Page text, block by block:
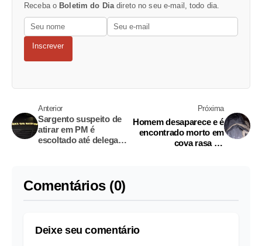
Receba o Boletim do Dia direto no seu e-mail, todo dia.
Inscrever
Anterior
Sargento suspeito de
atirar em PM é
escoltado até delegacia
Próxima
Homem desaparece e é
encontrado morto em
cova rasa no
Comentários (0)
Deixe seu comentário